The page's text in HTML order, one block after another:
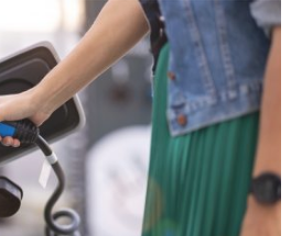
similară din 2025, în timp...